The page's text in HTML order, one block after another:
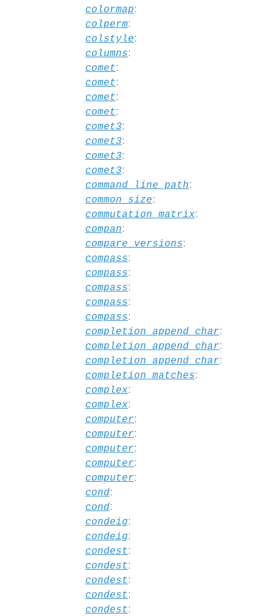
colormap:
colperm:
colstyle:
columns:
comet:
comet:
comet:
comet:
comet3:
comet3:
comet3:
comet3:
command_line_path:
common_size:
commutation_matrix:
compan:
compare_versions:
compass:
compass:
compass:
compass:
compass:
completion_append_char:
completion_append_char:
completion_append_char:
completion_matches:
complex:
complex:
computer:
computer:
computer:
computer:
computer:
cond:
cond:
condeig:
condeig:
condest:
condest:
condest:
condest:
condest: